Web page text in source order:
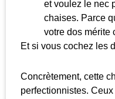
et voulez le nec
chaises. Parce
votre dos mérite
Et si vous cochez les
Concrètement, cette
perfectionnistes.